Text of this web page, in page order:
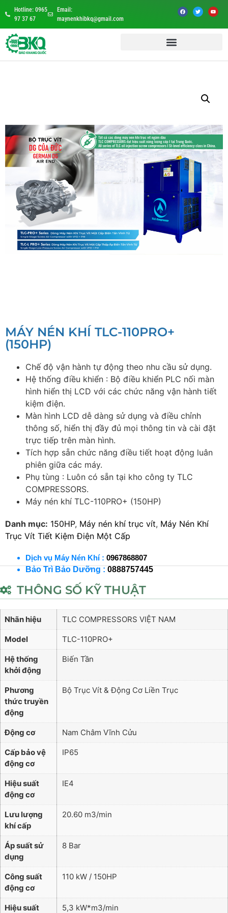
Hotline: 0965
97 37 67
Email:
maynenkhibkq@gmail.com
MÁY NÉN KHÍ TLC-110PRO+
(150HP)
Chế độ vận hành tự động theo nhu cầu sử dụng.
Hệ thống điều khiển : Bộ điều khiển PLC nối màn
hình hiển thị LCD với các chức năng vận hành tiết
kiệm điện.
Màn hình LCD dễ dàng sử dụng và điều chỉnh
thông số, hiển thị đầy đủ mọi thông tin và cài đặt
trực tiếp trên màn hình.
Tích hợp sẵn chức năng điều tiết hoạt động luân
phiên giữa các máy.
Phụ tùng : Luôn có sẵn tại kho công ty TLC
COMPRESSORS.
Máy nén khí TLC-110PRO+ (150HP)
Danh mục: 150HP, Máy nén khí trục vít, Máy Nén Khí
Trục Vít Tiết Kiệm Điện Một Cấp
Dịch vụ Máy Nén Khí : 0967868807
Bảo Trì Bảo Dưỡng : 0888757445
THÔNG SỐ KỸ THUẬT
Nhãn hiệu TLC COMPRESSORS VIỆT NAM
Model TLC-110PRO+
Hệ thống
khởi động
Biến Tần
Phương
thức truyền
động
Bộ Trục Vít & Động Cơ Liền Trục
Động cơ Nam Châm Vĩnh Cửu
Cấp bảo vệ
động cơ
IP65
Hiệu suất
động cơ
IE4
Lưu lượng
khí cấp
20.60 m3/min
Áp suất sử
dụng
8 Bar
Công suất
động cơ
110 kW / 150HP
Hiệu suất 5,3 kW*m3/min